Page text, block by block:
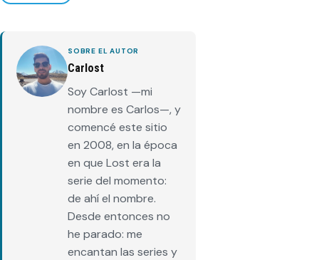
SOBRE EL AUTOR
Carlost
Soy Carlost —mi
nombre es Carlos—, y
comencé este sitio
en 2008, en la época
en que Lost era la
serie del momento:
de ahí el nombre.
Desde entonces no
he parado: me
encantan las series y